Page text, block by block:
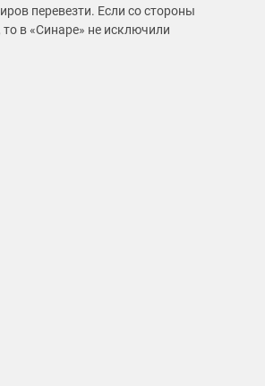
перевезти. Если со стороны
в «Синаре» не исключили